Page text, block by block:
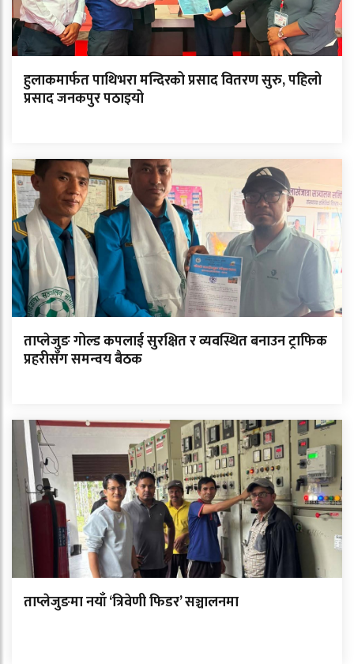
हुलाकमार्फत पाथिभरा मन्दिरको प्रसाद वितरण सुरु, पहिलो
प्रसाद जनकपुर पठाइयो
ताप्लेजुङ गोल्ड कपलाई सुरक्षित र व्यवस्थित बनाउन ट्राफिक
प्रहरीसँग समन्वय बैठक
ताप्लेजुङमा नयाँ ‘त्रिवेणी फिडर’ सञ्चालनमा